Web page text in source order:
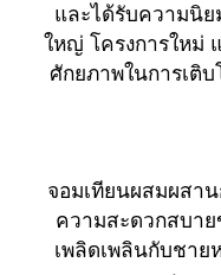
และได้รับความนิ
ใหญ่ โครงการใหม่
ศักยภาพในการเติ
จอมเทียนผสมผสา
ความสะดวกสบา
เพลิดเพลินกับชาย